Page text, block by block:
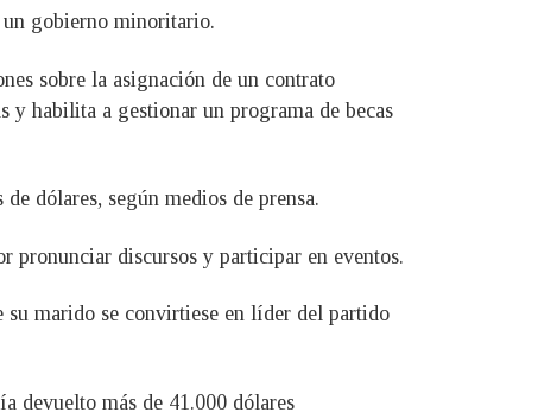
un gobierno minoritario.
sobre la asignación de un contrato
y habilita a gestionar un programa de becas
dólares, según medios de prensa.
pronunciar discursos y participar en eventos.
su marido se convirtiese en líder del partido
devuelto más de 41.000 dólares